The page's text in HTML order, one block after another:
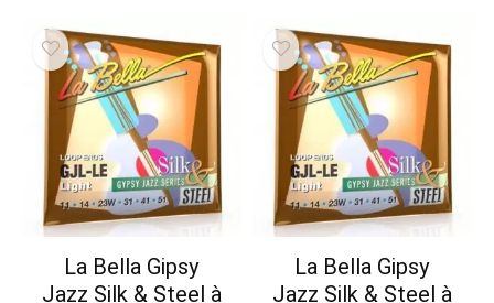
La Bella Gipsy
Jazz Silk & Steel à
La Bella Gipsy
Jazz Silk & Steel à